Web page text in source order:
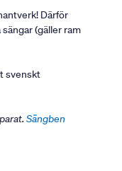
Därför
(gäller ram
svenskt
Sängben